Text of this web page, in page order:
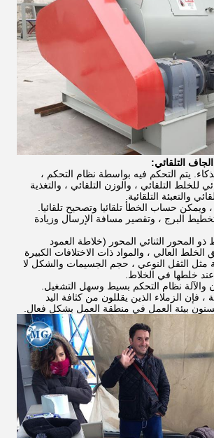
يتم التحكم فيه بواسطة نظام التحكم ،
للخلط التلقائي ، والوزن التلقائي ، والتغذية
والتعبئة التلقائية.
البرج ، وتقصير مسافة الإرسال وزيادة
ذو المحور الثنائي المحور (خلاطة العمود
الخلط العالي ، والمواد ذات الاختلافات الكبيرة
مثل الثقل النوعي ، حجم الجسيمات والشكل لا
خلطها في الخلاط.
، فإن الزملاء الذين يقللون من كثافة اليد
بيئة العمل في منطقة العمل بشكل فعال.